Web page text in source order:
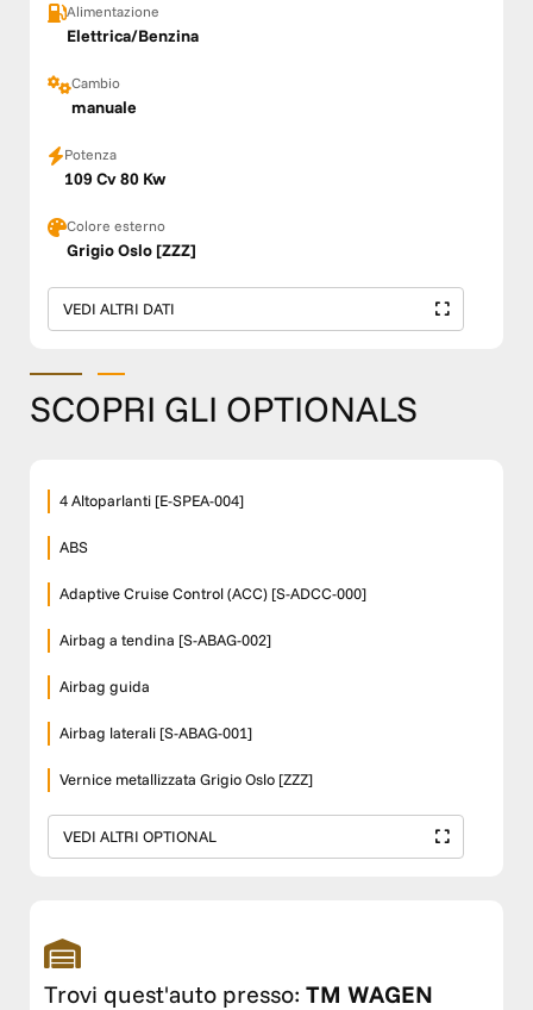
Alimentazione
Elettrica/Benzina
Cambio
manuale
Potenza
109 Cv 80 Kw
Colore esterno
Grigio Oslo [ZZZ]
VEDI ALTRI DATI
SCOPRI GLI OPTIONALS
4 Altoparlanti [E-SPEA-004]
ABS
Adaptive Cruise Control (ACC) [S-ADCC-000]
Airbag a tendina [S-ABAG-002]
Airbag guida
Airbag laterali [S-ABAG-001]
Vernice metallizzata Grigio Oslo [ZZZ]
VEDI ALTRI OPTIONAL
Trovi quest'auto presso: TM WAGEN